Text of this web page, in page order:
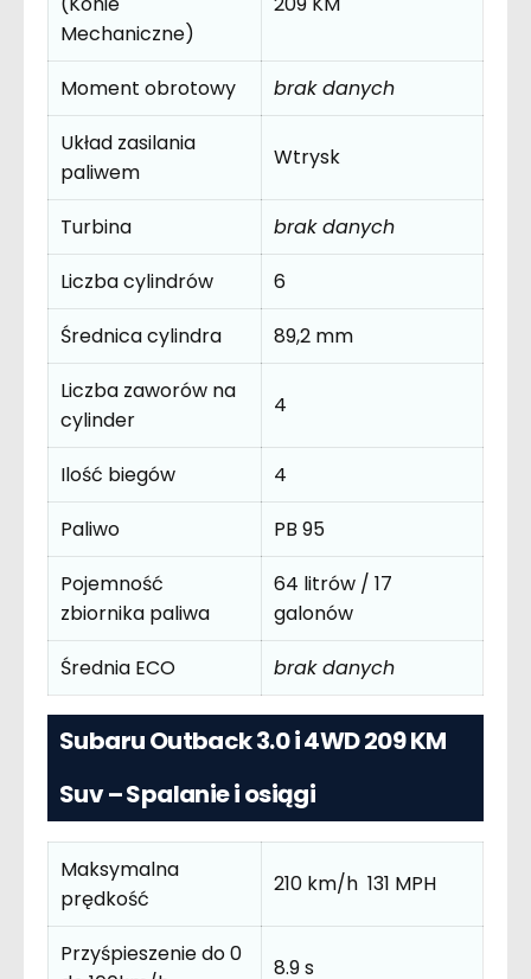
Mechaniczne)
Moment obrotowy
brak danych
Układ zasilania
paliwem
Wtrysk
Turbina
brak danych
Liczba cylindrów
6
Średnica cylindra
89,2 mm
Liczba zaworów na
cylinder
4
Ilość biegów
4
Paliwo
PB 95
Pojemność
zbiornika paliwa
64 litrów / 17
galonów
Średnia ECO
brak danych
Subaru Outback 3.0 i 4WD 209 KM
Suv – Spalanie i osiągi
Maksymalna
prędkość
210 km/h 131 MPH
Przyśpieszenie do 0
8.9 s